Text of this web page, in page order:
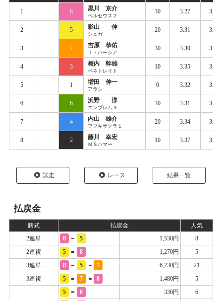
1 8 黒川 京介
ペルセウス２
30 3.27 3.364
2 5 影山 伸
シュガ
20 3.31 3.388
3 7 吉原 恭佑
Ｊ・バーシア
30 3.30 3.380
4 3 梅内 幹雄
ペネトレイト
10 3.35 3.412
5 1 増田 伸一
アラシ
0 3.32 3.429
6 6 浜野 淳
エンブレム３
30 3.31 3.396
7 4 内山 雄介
フブキザクラ１
20 3.34 3.413
8 2 藤川 幸宏
ＭＳハマー
10 3.37 3.502
試走 レース 結果一覧
払戻金
賭式 払戻金
人気
2連単
8 - 5 1,530円
8
2連複
5 = 8 1,270円
5
3連単
8 - 5 - 7 6,230円
21
3連複
5 = 7 = 8 1,480円 5
5 = 8 330円
6